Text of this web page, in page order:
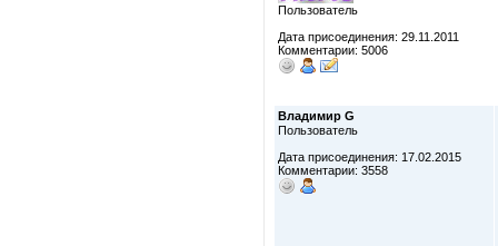
Пользователь
Дата присоединения: 29.11.2011
Комментарии: 5006
Владимир G
Пользователь
Дата присоединения: 17.02.2015
Комментарии: 3558